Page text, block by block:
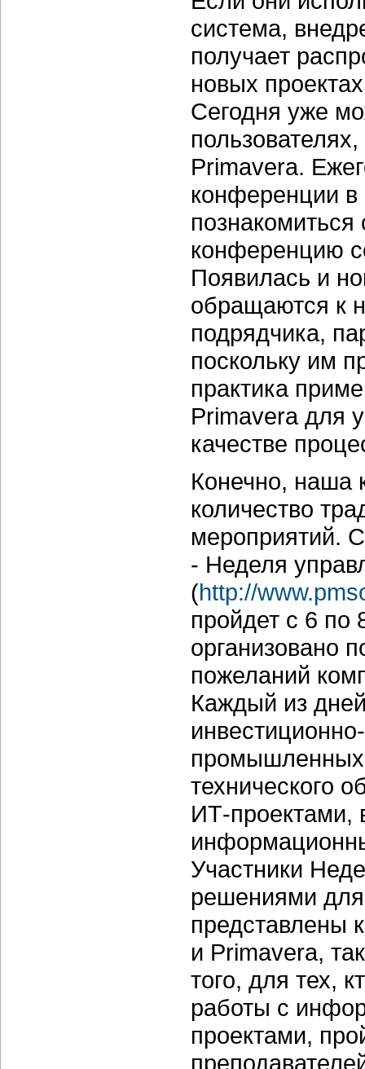
система,
получает
новых
Сегодня уже
Primavera.
конференции в
конференцию
Появилась и
обращаются к
подрядчика,
поскольку им
практика
Primavera для
качестве
Конечно, наша
количество
мероприятий.
- Неделя
(http://
пройдет с 6 по
организовано
пожеланий
Каждый из
промышленных
технического
ИТ-проектами,
Участники
решениями для
представлены
и Primavera,
того, для тех,
работы с
проектами,